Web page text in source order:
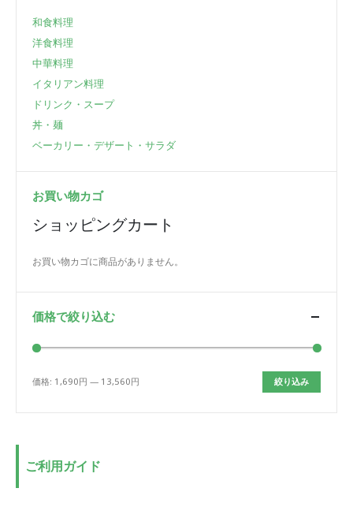
和食料理
洋食料理
中華料理
イタリアン料理
ドリンク・スープ
丼・麺
ベーカリー・デザート・サラダ
お買い物カゴ
ショッピングカート
お買い物カゴに商品がありません。
価格で絞り込む
最
最
絞り込み
価格: 1,690円 — 13,560円
ご利用ガイド